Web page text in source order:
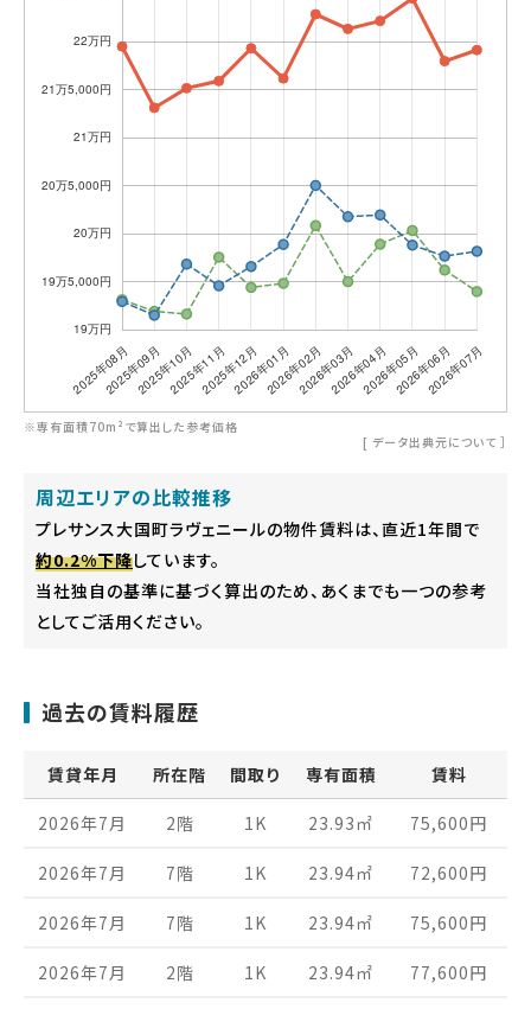
※専有面積70m²で算出した参考価格
[ データ出典元について ］
周辺エリアの比較推移
プレサンス大国町ラヴェニールの物件賃料は、直近1年間で
約0.2%下降しています。
当社独自の基準に基づく算出のため、あくまでも一つの参考
としてご活用ください。
過去の賃料履歴
賃貸年月 所在階 間取り 専有面積 賃料
2026年7月 2階 1K 23.93 ㎡ 75,600円
2026年7月 7階 1K 23.94㎡ 72,600円
2026年7月 7階 1K 23.94㎡ 75,600円
2026年7月 2階 1K 23.94㎡ 77,600円